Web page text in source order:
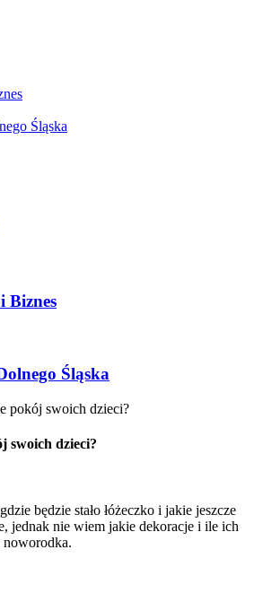
Śląska
Biznes
Śląska
pokój swoich dzieci?
swoich dzieci?
będzie stało łóżeczko i jakie jeszcze
jednak nie wiem jakie dekoracje i ile ich